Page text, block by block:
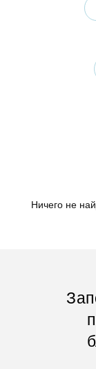
Ничего не